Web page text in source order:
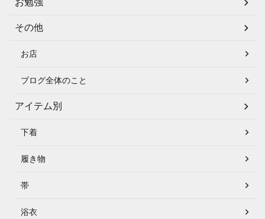
その他
お店
ブログ全体のこと
アイテム別
下着
履き物
帯
浴衣